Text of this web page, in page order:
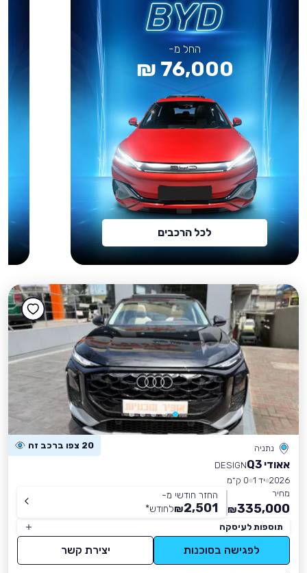
החל מ-
76,000 ₪
לכל הרכבים
נתניה 20 צפו ברכב זה
אאודי Q3
DESIGN
2026 יד 1
0 ק״מ
מחיר
335,000
₪
החזר חודשי מ-
2,501
₪לחודש*
תוספות לעיסקה
לפגישה בסוכנות יצירת קשר